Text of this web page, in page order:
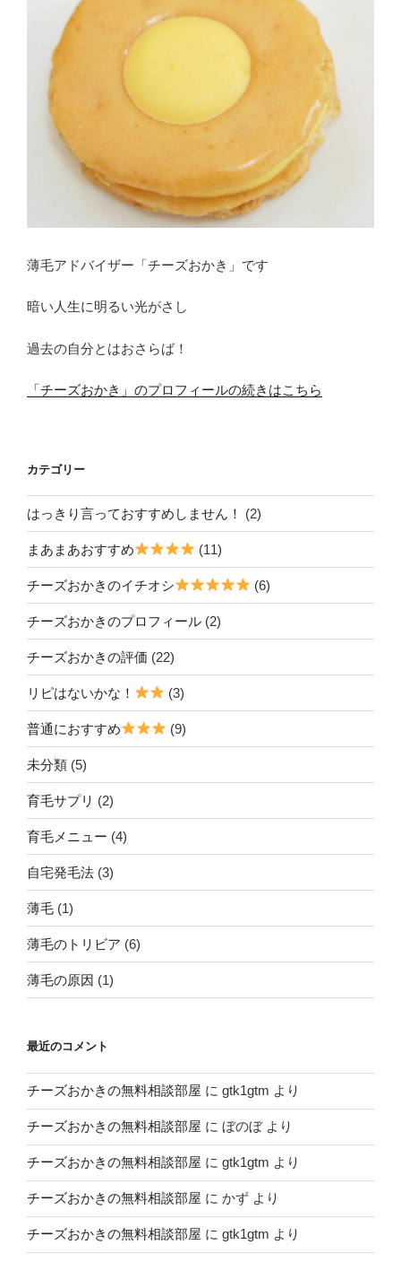
薄毛アドバイザー「チーズおかき」です
暗い人生に明るい光がさし
過去の自分とはおさらば！
「チーズおかき」のプロフィールの続きはこちら
カテゴリー
はっきり言っておすすめしません！ (2)
まあまあおすすめ (11)
チーズおかきのイチオシ (6)
チーズおかきのプロフィール (2)
チーズおかきの評価 (22)
リピはないかな！ (3)
普通におすすめ (9)
未分類 (5)
育毛サプリ (2)
育毛メニュー (4)
自宅発毛法 (3)
薄毛 (1)
薄毛のトリビア (6)
薄毛の原因 (1)
最近のコメント
チーズおかきの無料相談部屋 に gtk1gtm より
チーズおかきの無料相談部屋 に ぼのぼより
チーズおかきの無料相談部屋 に gtk1gtm より
チーズおかきの無料相談部屋 に かず より
チーズおかきの無料相談部屋 に gtk1gtm より